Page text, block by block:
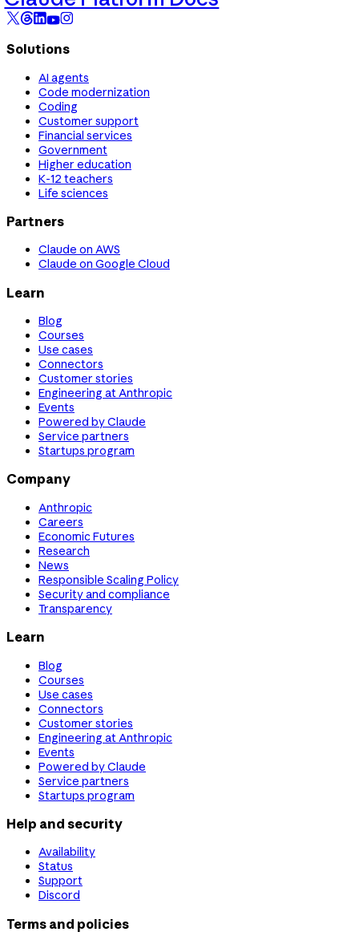
Solutions
AI agents
Code modernization
Coding
Customer support
Financial services
Government
Higher education
K-12 teachers
Life sciences
Partners
Claude on AWS
Claude on Google Cloud
Learn
Blog
Courses
Use cases
Connectors
Customer stories
Engineering at Anthropic
Events
Powered by Claude
Service partners
Startups program
Company
Anthropic
Careers
Economic Futures
Research
News
Responsible Scaling Policy
Security and compliance
Transparency
Learn
Blog
Courses
Use cases
Connectors
Customer stories
Engineering at Anthropic
Events
Powered by Claude
Service partners
Startups program
Help and security
Availability
Status
Support
Discord
Terms and policies